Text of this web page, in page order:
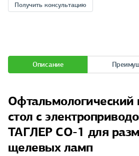
Получить консультацию
Описание
Офтальмологический
стол с
ТАГЛЕР СО-1 для
щелевых ламп